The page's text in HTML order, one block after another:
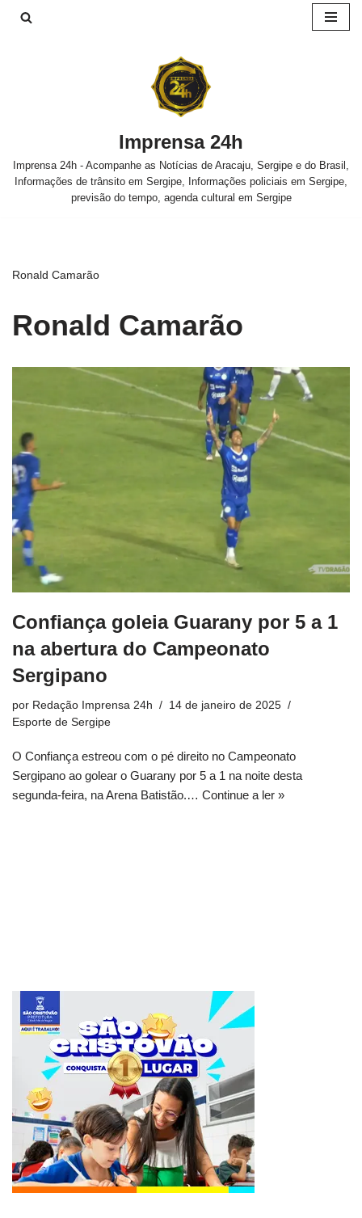
Imprensa 24h
Imprensa 24h - Acompanhe as Notícias de Aracaju, Sergipe e do Brasil,
Informações de trânsito em Sergipe, Informações policiais em Sergipe,
previsão do tempo, agenda cultural em Sergipe
Ronald Camarão
Ronald Camarão
Confiança goleia Guarany por 5 a 1
na abertura do Campeonato
Sergipano
por Redação Imprensa 24h
14 de janeiro de 2025
Esporte de Sergipe
O Confiança estreou com o pé direito no Campeonato
Sergipano ao golear o Guarany por 5 a 1 na noite desta
segunda-feira, na Arena Batistão.… Continue a ler »